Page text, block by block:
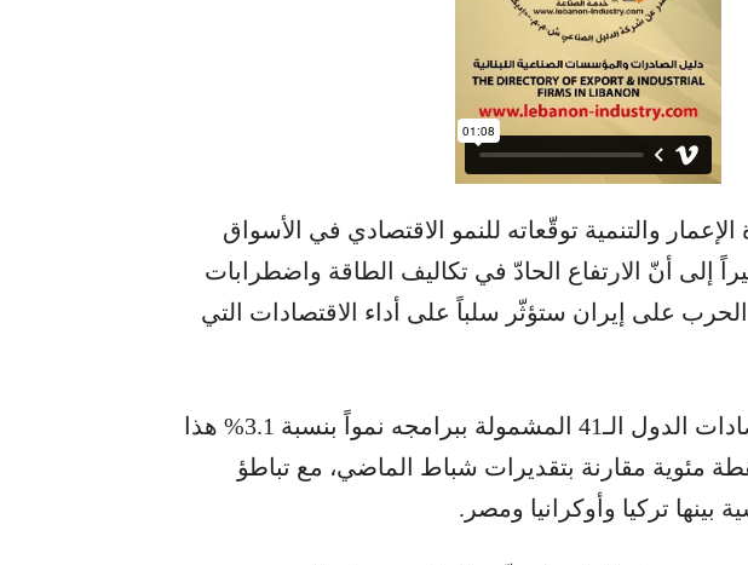
والتنمية توقّعاته للنمو الاقتصادي في الأسواق
خلال عام 2026، مشيراً إلى أنّ الارتفاع الحادّ في تكاليف الطاقة واضطرابات
على إيران ستؤثّر سلباً على أداء الاقتصادات التي
وتوقّع البنك أن تسجّل اقتصادات الدول الـ41 المشمولة ببرامجه نمواً بنسبة 3.1% هذا
بانخفاض قدره 0.5 نقطة مئوية مقارنة بتقديرات شباط الماضي، مع تباطؤ
تركيا وأوكرانيا ومصر.